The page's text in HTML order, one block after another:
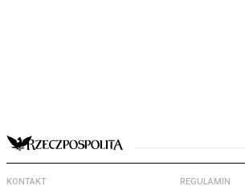
KONTAKT REGULAMIN